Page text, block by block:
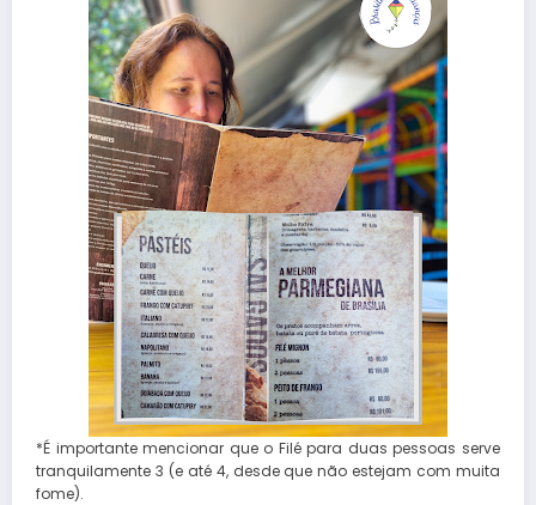
*É importante mencionar que o Filé para duas pessoas serve
tranquilamente 3 (e até 4, desde que não estejam com muita
fome).